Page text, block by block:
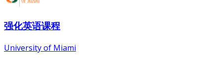
强化英语课程
University of Miami